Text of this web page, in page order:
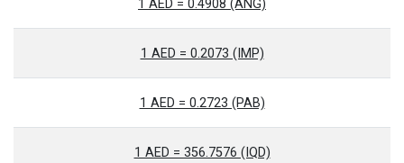
1 AED = 0.4908 (ANG)
1 AED = 0.2073 (IMP)
1 AED = 0.2723 (PAB)
1 AED = 356.7576 (IQD)